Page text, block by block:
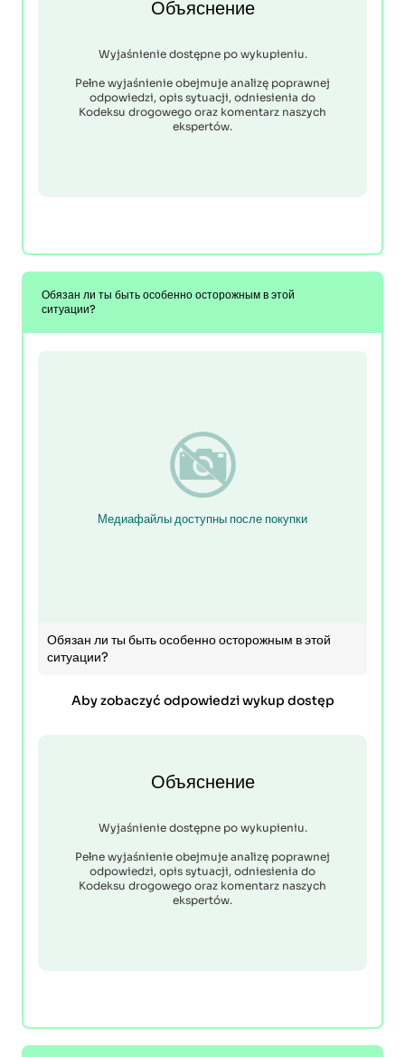
Объяснение
Wyjaśnienie dostępne po wykupieniu.
Pełne wyjaśnienie obejmuje analizę poprawnej
odpowiedzi, opis sytuacji, odniesienia do
Kodeksu drogowego oraz komentarz naszych
ekspertów.
Обязан ли ты быть особенно осторожным в этой
ситуации?
Медиафайлы доступны после покупки
Обязан ли ты быть особенно осторожным в этой
ситуации?
Aby zobaczyć odpowiedzi wykup dostęp
Объяснение
Wyjaśnienie dostępne po wykupieniu.
Pełne wyjaśnienie obejmuje analizę poprawnej
odpowiedzi, opis sytuacji, odniesienia do
Kodeksu drogowego oraz komentarz naszych
ekspertów.